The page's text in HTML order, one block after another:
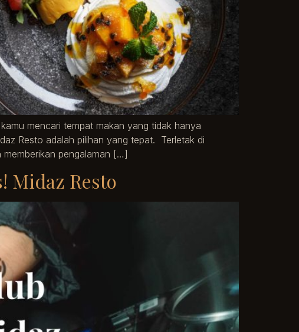
mencari tempat makan yang tidak hanya
Resto adalah pilihan yang tepat. Terletak di
pengalaman […]
Midaz Resto